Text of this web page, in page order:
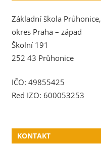
Základní škola Průhonice,
okres Praha – západ
Školní 191
252 43 Průhonice
IČO: 49855425
Red IZO: 600053253
KONTAKT